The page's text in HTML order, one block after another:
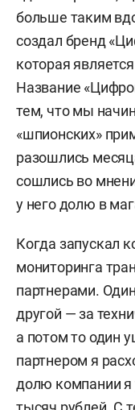
больше таким
создал бренд
которая
Название
тем, что мы
«шпионских»
разошлись
сошлись во
у него долю в
Когда запускал
мониторинга
партнерами.
другой — за
а потом то один
партнером я
долю компании я